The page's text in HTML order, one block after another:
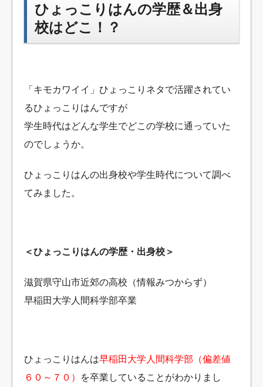
ひょっこりはんの学歴＆出身
校はどこ！？
「キモカワイイ」ひょっこりネタで活躍されてい
るひょっこりはんですが
学生時代はどんな学生でどこの学校に通っていた
のでしょうか。
ひょっこりはんの出身校や学生時代について調べ
てみました。
＜ひょっこりはんの学歴・出身校＞
滋賀県守山市近郊の高校（情報みつからず）
早稲田大学人間科学部卒業
ひょっこりはんは早稲田大学人間科学部（偏差値
６０～７０）
を卒業していることがわかりまし